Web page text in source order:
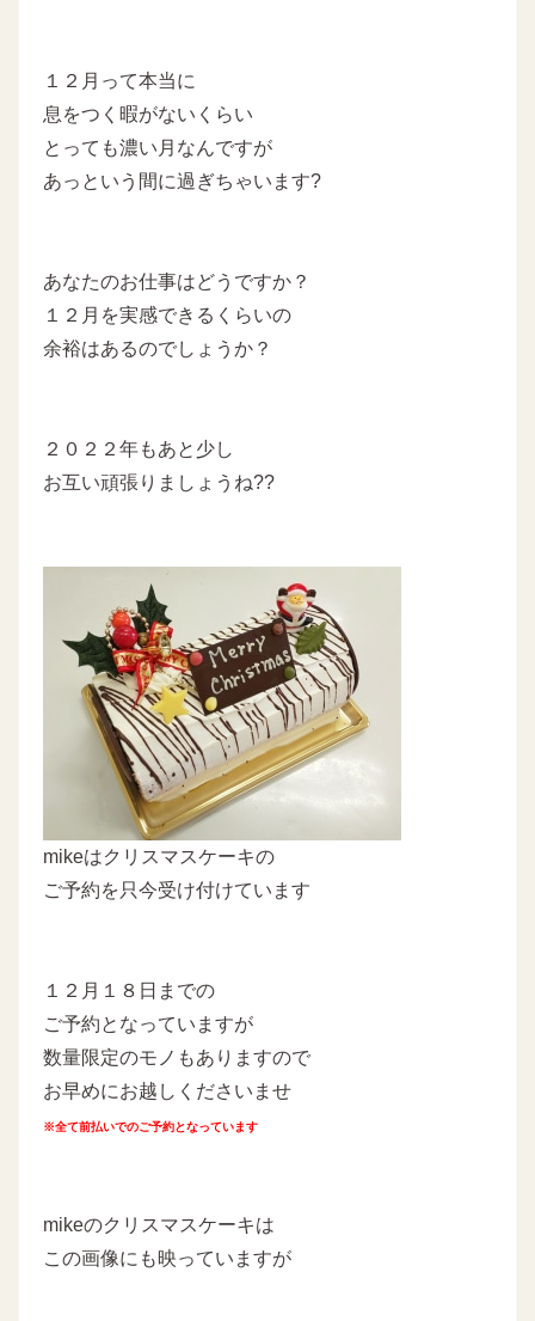
１２月って本当に
息をつく暇がないくらい
とっても濃い月なんですが
あっという間に過ぎちゃいます?
あなたのお仕事はどうですか？
１２月を実感できるくらいの
余裕はあるのでしょうか？
２０２２年もあと少し
お互い頑張りましょうね??
mikeはクリスマスケーキの
ご予約を只今受け付けています
１２月１８日までの
ご予約となっていますが
数量限定のモノもありますので
お早めにお越しくださいませ
※全て前払いでのご予約となっています
mikeのクリスマスケーキは
この画像にも映っていますが